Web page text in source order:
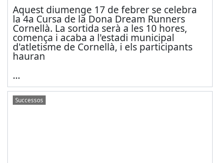
Aquest diumenge 17 de febrer se celebra
la 4a Cursa de la Dona Dream Runners
Cornellà. La sortida serà a les 10 hores,
comença i acaba a l'estadi municipal
d'atletisme de Cornellà, i els participants
hauran
...
Successos